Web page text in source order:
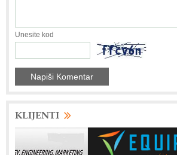
Unesite kod
KLIJENTI